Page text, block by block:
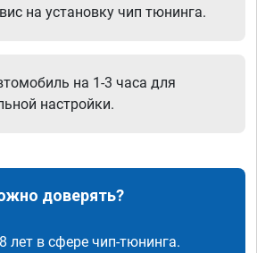
на установку чип тюнинга.
на 1-3 часа для
настройки.
доверять?
лет в сфере чип-тюнинга.